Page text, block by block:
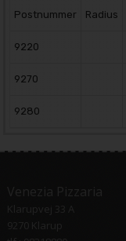
Postnummer Radius
9220
9270
9280
Venezia Pizzaria
Klarupvej 33 A